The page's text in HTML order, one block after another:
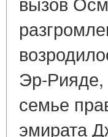
Эр-Рияде,
семье
эмирата